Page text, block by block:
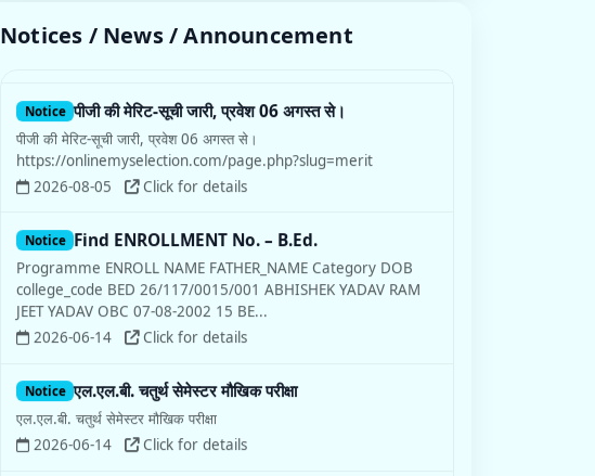
Notices / News / Announcement
Notice पीजी की मेरिट-सूची जारी, प्रवेश 06 अगस्त से।
पीजी की मेरिट-सूची जारी, प्रवेश 06 अगस्त से।
https://onlinemyselection.com/page.php?slug=merit
2026-08-05
Click for details
Notice
Programme ENROLL NAME FATHER_NAME Category DOB
college_code BED 26/117/0015/001 ABHISHEK YADAV RAM
JEET YADAV OBC 07-08-2002 15 BE...
Notice एल.एल.बी. चतुर्थ सेमेस्टर मौखिक परीक्षा
एल.एल.बी. चतुर्थ सेमेस्टर मौखिक परीक्षा
2026-06-14